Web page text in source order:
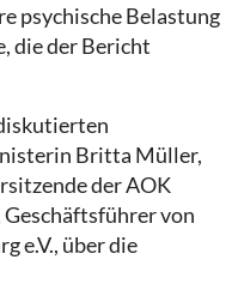
psychische Belastung
die der Bericht
Britta Müller,
der AOK
von
e.V., über die